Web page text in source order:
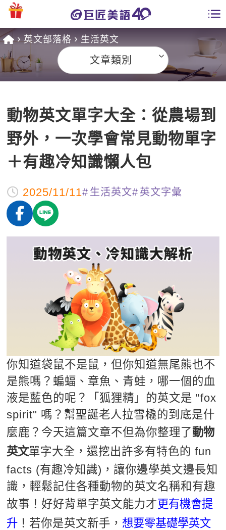
課程總覽
英文課程總表
英文會話
商用英文
英文檢定
TOEIC 多益課程
GEPT 全民英檢課程
TOEFL 托福課程
能力養成
自然發音
英文聽力養成
開口溜英文
旅遊英文
基礎字彙
情境閱讀
英文文法技巧
英文寫作
TED Talks
CNN聽力強化
新聞英文
特色課程
主題課程
英語俱樂部
ECAM
Let's Talk
韓語
西班牙語
外語即時通
兒童美語
一對一家教
企業訓練
點讀筆教材
數位學習教材
全國分校
免費資源
多益秒學堂
英文能力測驗
師資團隊
學習分享
學員故事
學員讚出來
校園贊助
學員專區
Recruiting
英文部落格 生活英文
文章類別
動物英文單字大全：從農場到
野外，一次學會常見動物單字
＋有趣冷知識懶人包
2025/11/11 生活英文 英文字彙
你知道袋鼠不是鼠，但你知道無尾熊也不
是熊嗎？蝙蝠、章魚、青蛙，哪一個的血
液是藍色的呢？「狐狸精」的英文是 "fox
spirit" 嗎？幫聖誕老人拉雪橇的到底是什
麼鹿？今天這篇文章不但為你整理了動物
英文單字大全，還挖出許多有特色的 fun
facts (有趣冷知識)，讓你邊學英文邊長知
識，輕鬆記住各種動物的英文名稱和有趣
故事！好好背單字英文能力才更有機會提
升 ！若你是英文新手， 想要零基礎學英文